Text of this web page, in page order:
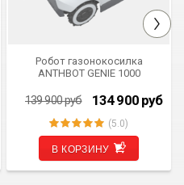
Робот газонокосилка
ANTHBOT GENIE 1000
139 900руб 134 900 руб
(5.0)
В КОРЗИНУ